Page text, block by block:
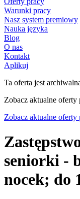
Warunki pracy
Nasz system premiowy
Nauka języka
Blog
O nas
Kontakt
Aplikuj
Ta oferta jest
Zobacz aktualne
Zobacz aktualne oferty
seniorki -
nocek; do